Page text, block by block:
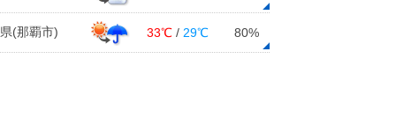
(那覇市) 33℃ / 29℃ 80%